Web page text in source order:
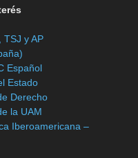
TSJ y AP
Español
Estado
Derecho
la UAM
Iberoamericana –